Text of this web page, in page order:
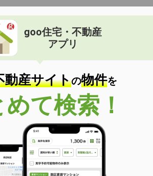
goo住宅・不動産
アプリ
動産サイトの物件を
めて検索！